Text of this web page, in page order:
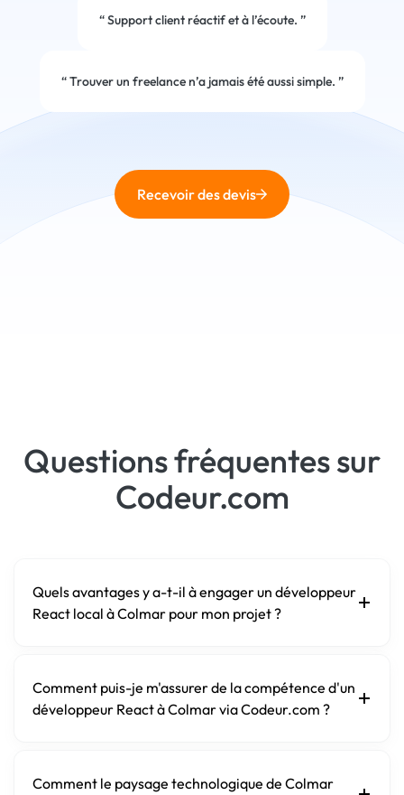
“Support client réactif et à l’écoute. ”
“Trouver un freelance n’a jamais été aussi simple. ”
Recevoir des devis
Questions fréquentes sur
Codeur.com
Quels avantages y a-t-il à engager un développeur
React local à Colmar pour mon projet ?
Comment puis-je m'assurer de la compétence d'un
développeur React à Colmar via Codeur.com ?
Comment le paysage technologique de Colmar